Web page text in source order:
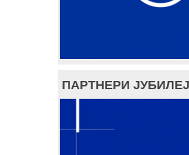
ПАРТНЕРИ